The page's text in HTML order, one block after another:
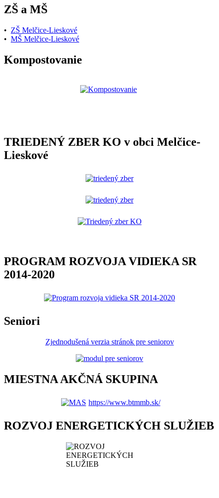
ZŠ a MŠ
• ZŠ Melčice-Lieskové
• MŠ Melčice-Lieskové
Kompostovanie
TRIEDENÝ ZBER KO v obci Melčice-
Lieskové
PROGRAM ROZVOJA VIDIEKA SR
2014-2020
Seniori
Zjednodušená verzia stránok pre seniorov
MIESTNA AKČNÁ SKUPINA
https://www.btmmb.sk/
ROZVOJ ENERGETICKÝCH SLUŽIEB